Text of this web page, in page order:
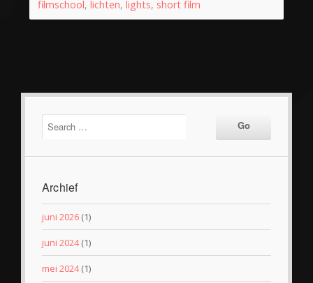
filmschool, lichten, lights, short film
Archief
juni 2026 (1)
juni 2024(1)
mei 2024(1)